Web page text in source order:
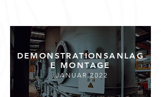
DEMONSTRATIONSANLAG
E MONTAGE
JANUAR 2022